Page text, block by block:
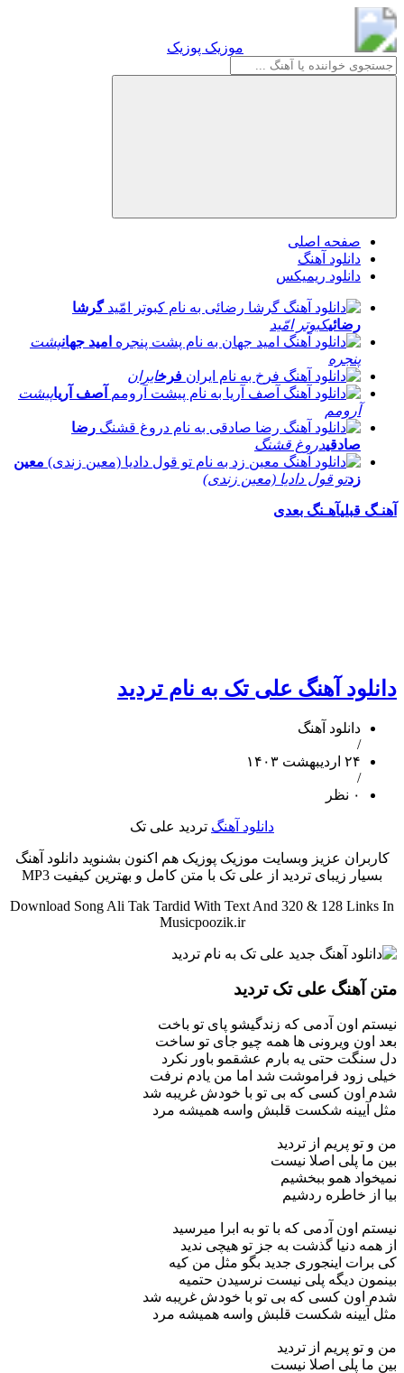
موزیک پوزیک
صفحه اصلی
دانلود آهنگ
دانلود ریمیکس
گرشا
رضائیکبوتر امّید
امید جهانپشت
پنجره
فرخایران
آصف آریاپیشت
آرومم
رضا
صادقیدروغ قشنگ
معین
زدتو قول دادیا (معین زندی)
آهنـگ قبلیآهـنگ بعدی
دانلود آهنگ علی تک به نام تردید
دانلود آهنگ
/
۲۴ اردیبهشت ۱۴۰۳
/
۰ نظر
دانلود آهنگ تردید علی تک
کاربران عزیز وبسایت موزیک پوزیک هم اکنون بشنوید دانلود آهنگ
بسیار زیبای تردید از علی تک با متن کامل و بهترین کیفیت MP3
Download Song Ali Tak Tardid With Text And 320 & 128 Links In
Musicpoozik.ir
متن آهنگ علی تک تردید
نیستم اون آدمی که زندگیشو پای تو باخت
بعد اون ویرونی ها همه چیو جای تو ساخت
دل سنگت حتی یه بارم عشقمو باور نکرد
خیلی زود فراموشت شد اما من یادم نرفت
شدم اون کسی که بی تو با خودش غریبه شد
مثل آیینه شکست قلبش واسه همیشه مرد
من و تو پریم از تردید
بین ما پلی اصلا نیست
نمیخواد همو ببخشیم
بیا از خاطره ردشیم
نیستم اون آدمی که با تو به ابرا میرسید
از همه دنیا گذشت به جز تو هیچی ندید
کی برات اینجوری جدید بگو مثل من کیه
بینمون دیگه پلی نیست نرسیدن حتمیه
شدم اون کسی که بی تو با خودش غریبه شد
مثل آیینه شکست قلبش واسه همیشه مرد
من و تو پریم از تردید
بین ما پلی اصلا نیست